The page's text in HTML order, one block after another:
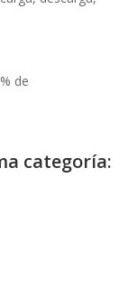
de
categoría: